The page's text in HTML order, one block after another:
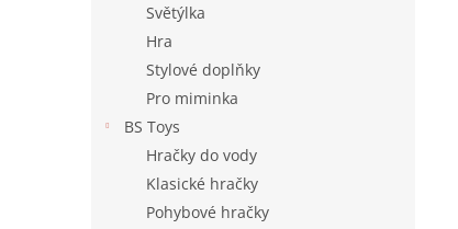
Světýlka
Hra
Stylové doplňky
Pro miminka
BS Toys
Hračky do vody
Klasické hračky
Pohybové hračky